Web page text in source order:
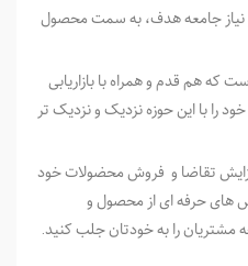
نیاز جامعه هدف، به سمت محصول
که هم قدم و همراه با بازاریابی
را با این حوزه نزدیک و نزدیک تر
تقاضا و فروش محضولات خود
های حرفه ای از محصول و
مشتریان را به خودتان جلب کنید.